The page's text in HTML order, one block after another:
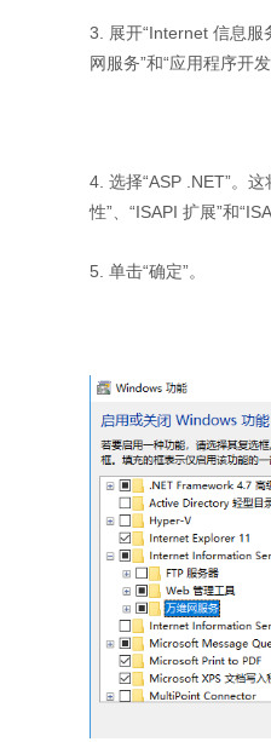
3. 展开“Internet 信息服
网服务”和“应用程序开发
4. 选择“ASP .NET”。
性”、“ISAPI 扩展”和
5. 单击“确定”。